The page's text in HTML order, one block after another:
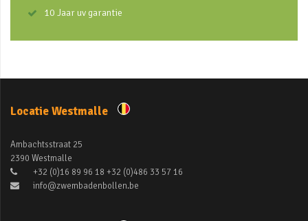
10 Jaar uv garantie
Locatie Westmalle
Ambachtsstraat 25
2390 Westmalle
+32 (0)16 89 96 18 +32 (0)486 33 57 16
info@zwembadenbollen.be